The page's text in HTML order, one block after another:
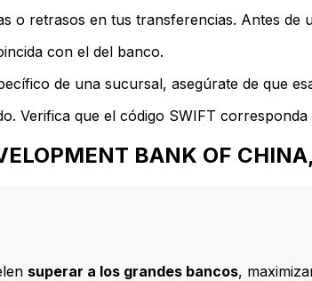
retrasos en tus transferencias. Antes de
con el del banco.
de una sucursal, asegúrate de que
Verifica que el código SWIFT
BANK OF
superar a los grandes bancos,